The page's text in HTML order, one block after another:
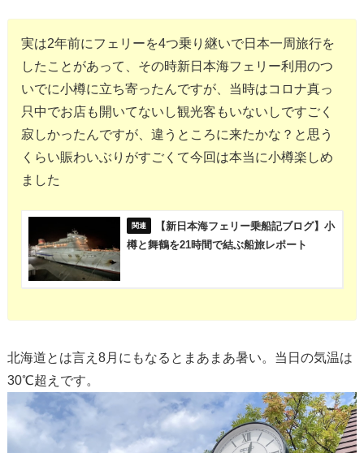
実は2年前にフェリーを4つ乗り継いで日本一周旅行を
したことがあって、その時新日本海フェリー利用のつ
いでに小樽に立ち寄ったんですが、当時はコロナ真っ
只中でお店も開いてないし観光客もいないしですごく
寂しかったんですが、違うところに来たかな？と思う
くらい賑わいぶりがすごくて今回は本当に小樽楽しめ
ました
【新日本海フェリー乗船記ブログ】小
樽と舞鶴を21時間で結ぶ船旅レポート
北海道とは言え8月にもなるとまあまあ暑い。当日の気温は
30℃超えです。